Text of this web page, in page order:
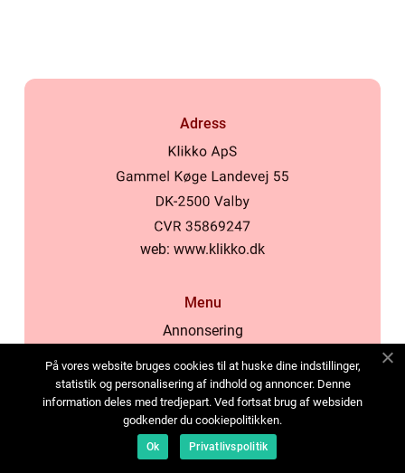
Adress
web: www.klikko.dk
Menu
Annonsering
Cookies
Kontakta oss
Sitemap
På vores website bruges cookies til at huske dine indstillinger,
statistik og personalisering af indhold og annoncer. Denne
information deles med tredjepart. Ved fortsat brug af websiden
godkender du cookiepolitikken.
Ok Privatlivspolitik